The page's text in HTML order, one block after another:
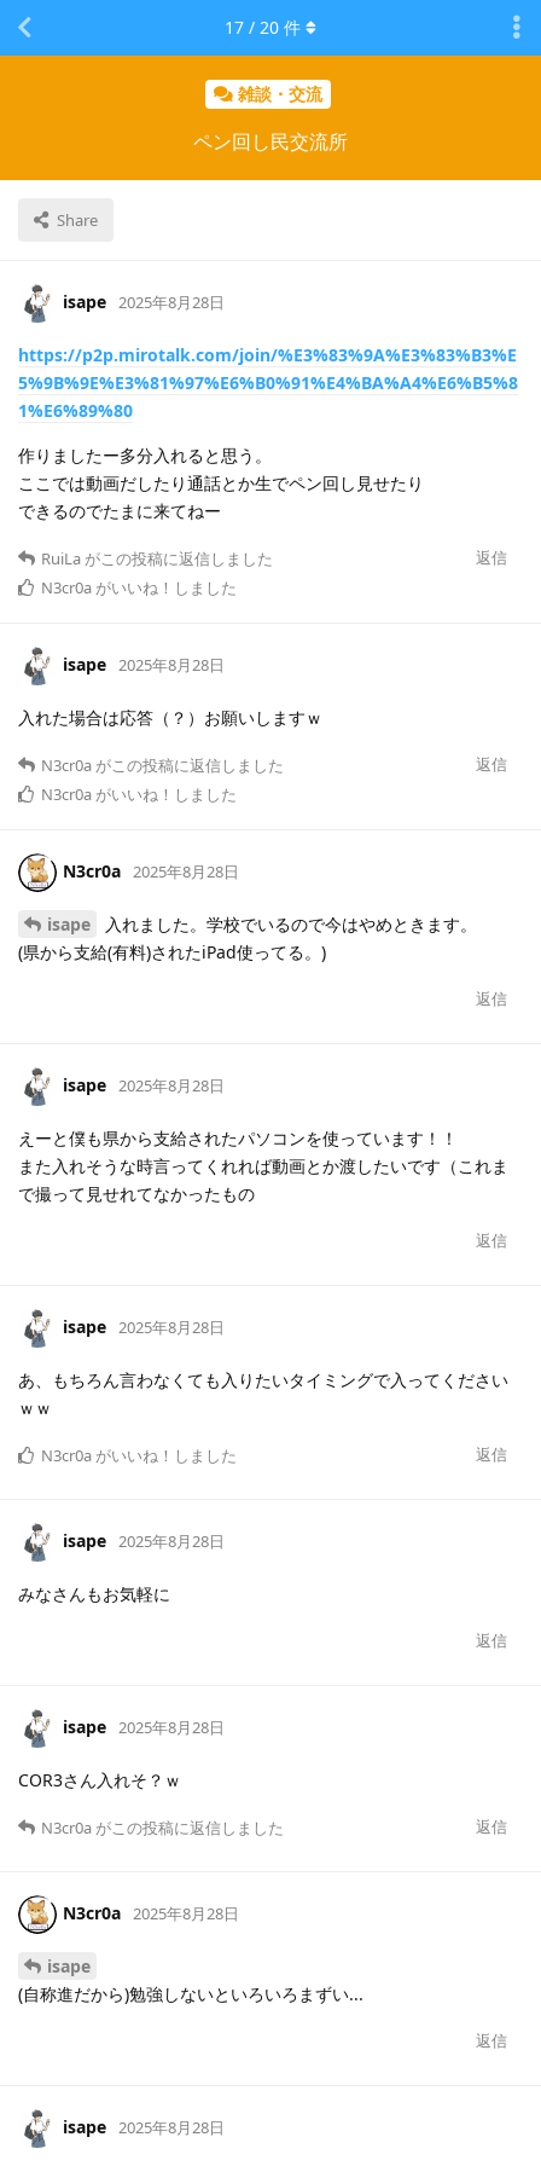
雑談・交流
ペン回し民交流所
Share
17 / 20 件
isape 2025年8月28日
https://p2p.mirotalk.com/join/%E3%83%9A%E3%83%B3%E
5%9B%9E%E3%81%97%E6%B0%91%E4%BA%A4%E6%B5%8
1%E6%89%80
作りましたー多分入れると思う。
ここでは動画だしたり通話とか生でペン回し見せたり
できるのでたまに来てねー
返信
RuiLa がこの投稿に返信しました
N3cr0a がいいね！しました
isape 2025年8月28日
入れた場合は応答（？）お願いしますｗ
返信
N3cr0a がこの投稿に返信しました
N3cr0a がいいね！しました
N3cr0a 2025年8月28日
isape
入れました。学校でいるので今はやめときます。
(県から支給(有料)されたiPad使ってる。)
返信
isape 2025年8月28日
えーと僕も県から支給されたパソコンを使っています！！
また入れそうな時言ってくれれば動画とか渡したいです（これま
で撮って見せれてなかったもの
返信
isape 2025年8月28日
あ、もちろん言わなくても入りたいタイミングで入ってください
ｗｗ
返信
N3cr0a がいいね！しました
isape 2025年8月28日
みなさんもお気軽に
返信
isape 2025年8月28日
COR3さん入れそ？ｗ
返信
N3cr0a がこの投稿に返信しました
N3cr0a 2025年8月28日
isape
(自称進だから)勉強しないといろいろまずい...
返信
isape 2025年8月28日